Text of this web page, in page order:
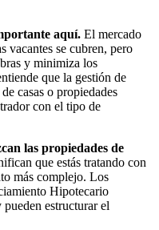
aquí. El mercado
vacantes se cubren, pero
y minimiza los
que la gestión de
casas o propiedades
con el tipo de
las propiedades de
que estás tratando con
más complejo. Los
Hipotecario
estructurar el